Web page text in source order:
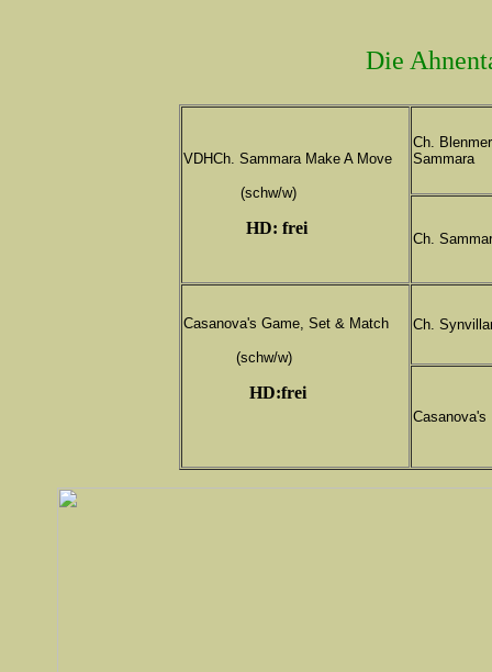
Die
VDHCh. Sammara Make A Move
(schw/w)
HD: frei
Ch.
Sammara
Ch.
Casanova's Game, Set & Match
(schw/w)
HD:frei
Ch.
Casanova's